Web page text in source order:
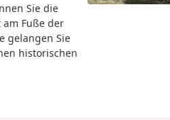
Sie die
Fuße der
gelangen Sie
historischen